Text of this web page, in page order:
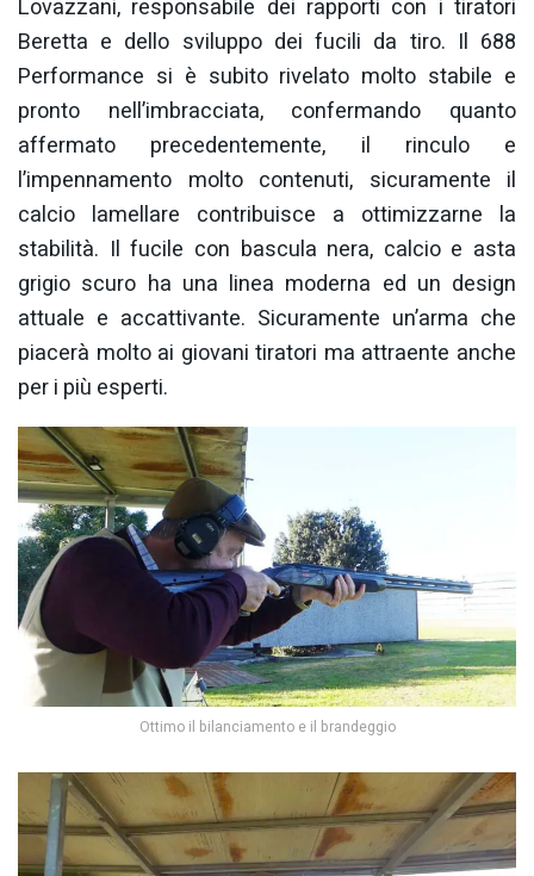
Lovazzani, responsabile dei rapporti con i tiratori
Beretta e dello sviluppo dei fucili da tiro. Il 688
Performance si è subito rivelato molto stabile e
pronto nell’imbracciata, confermando quanto
affermato precedentemente, il rinculo e
l’impennamento molto contenuti, sicuramente il
calcio lamellare contribuisce a ottimizzarne la
stabilità. Il fucile con bascula nera, calcio e asta
grigio scuro ha una linea moderna ed un design
attuale e accattivante. Sicuramente un’arma che
piacerà molto ai giovani tiratori ma attraente anche
per i più esperti.
Ottimo il bilanciamento e il brandeggio